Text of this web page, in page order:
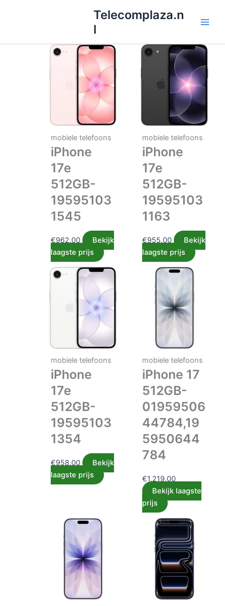
inhoud
Telecomplaza.n
l
mobiele telefoons
iPhone
17e
512GB-
19595103
1545
€962.00
Bekijk
laagste prijs
mobiele telefoons
iPhone
17e
512GB-
19595103
1163
€955.00
Bekijk
laagste prijs
mobiele telefoons
iPhone
17e
512GB-
19595103
1354
€958.00
Bekijk
laagste prijs
mobiele telefoons
iPhone 17
512GB-
01959506
44784,19
5950644
784
€1,219.00
Bekijk laagste
prijs